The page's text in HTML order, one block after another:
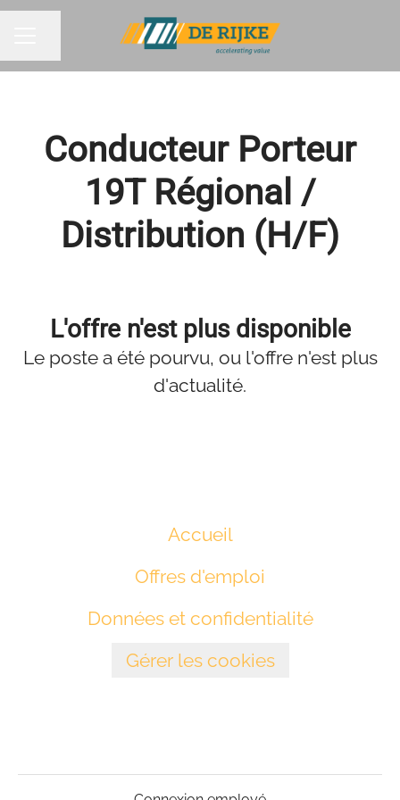
MENU CARRIÈRE
Partager la page
Conducteur Porteur
19T Régional /
Distribution (H/F)
L'offre n'est plus disponible
Le poste a été pourvu, ou l'offre n'est plus
d'actualité.
Accueil
Offres d'emploi
Données et confidentialité
Gérer les cookies